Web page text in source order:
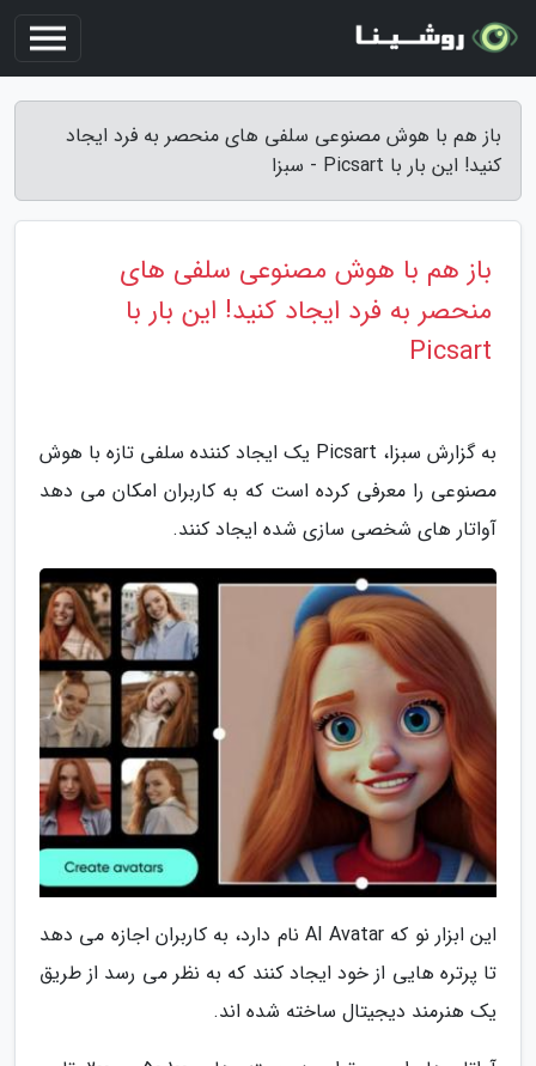
باز هم با هوش مصنوعی سلفی های منحصر به فرد ایجاد
کنید! این بار با Picsart - سبزا
باز هم با هوش مصنوعی سلفی های
منحصر به فرد ایجاد کنید! این بار با
Picsart
به گزارش سبزا، Picsart یک ایجاد کننده سلفی تازه با هوش
مصنوعی را معرفی کرده است که به کاربران امکان می دهد
آواتار های شخصی سازی شده ایجاد کنند.
این ابزار نو که AI Avatar نام دارد، به کاربران اجازه می دهد
تا پرتره هایی از خود ایجاد کنند که به نظر می رسد از طریق
یک هنرمند دیجیتال ساخته شده اند.